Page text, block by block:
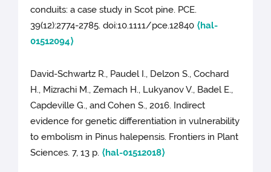
conduits: a case study in Scot pine. PCE.
39(12):2774-2785. doi:10.1111/pce.12840 ⟨hal-
01512094⟩
David-Schwartz R., Paudel I., Delzon S., Cochard
H., Mizrachi M., Zemach H., Lukyanov V., Badel E.,
Capdeville G., and Cohen S., 2016. Indirect
evidence for genetic differentiation in vulnerability
to embolism in Pinus halepensis. Frontiers in Plant
Sciences. 7, 13 p. ⟨hal-01512018⟩